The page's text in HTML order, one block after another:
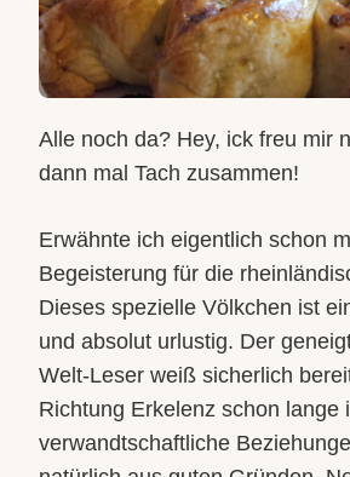
Alle noch da? Hey, ick freu mir
dann mal Tach zusammen!
Erwähnte ich eigentlich schon
Begeisterung für die
Dieses spezielle Völkchen ist
und absolut urlustig. Der
Welt-Leser weiß sicherlich
Richtung Erkelenz schon lange
verwandtschaftliche